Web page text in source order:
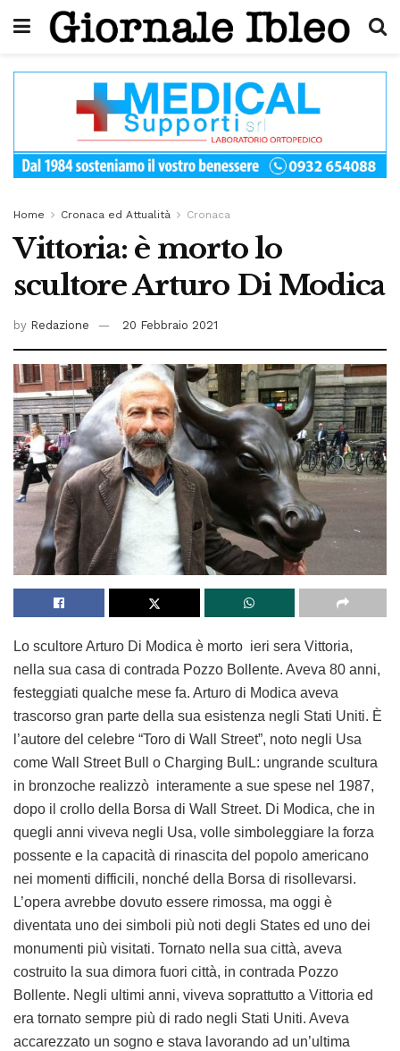
Home Cronaca ed Attualità Cronaca
Vittoria: è morto lo
scultore Arturo Di Modica
by Redazione 20 Febbraio 2021
Lo scultore Arturo Di Modica è morto ieri sera Vittoria,
nella sua casa di contrada Pozzo Bollente. Aveva 80 anni,
festeggiati qualche mese fa. Arturo di Modica aveva
trascorso gran parte della sua esistenza negli Stati Uniti. È
l’autore del celebre “Toro di Wall Street”, noto negli Usa
come Wall Street Bull o Charging BulL: ungrande scultura
in bronzoche realizzò interamente a sue spese nel 1987,
dopo il crollo della Borsa di Wall Street. Di Modica, che in
quegli anni viveva negli Usa, volle simboleggiare la forza
possente e la capacità di rinascita del popolo americano
nei momenti difficili, nonché della Borsa di risollevarsi.
L’opera avrebbe dovuto essere rimossa, ma oggi è
diventata uno dei simboli più noti degli States ed uno dei
monumenti più visitati. Tornato nella sua città, aveva
costruito la sua dimora fuori città, in contrada Pozzo
Bollente. Negli ultimi anni, viveva soprattutto a Vittoria ed
era tornato sempre più di rado negli Stati Uniti. Aveva
accarezzato un sogno e stava lavorando ad un’ultima